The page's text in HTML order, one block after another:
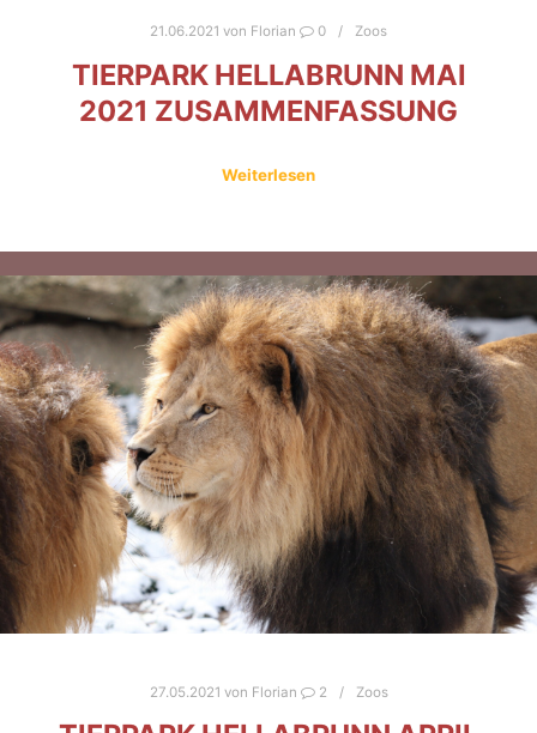
21.06.2021 von Florian 0 Zoos
TIERPARK HELLABRUNN MAI
2021 ZUSAMMENFASSUNG
Weiterlesen
27.05.2021 von Florian 2 Zoos